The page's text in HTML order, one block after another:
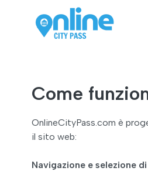
Come
OnlineCityPass.com è
il sito web:
Navigazione e selezione